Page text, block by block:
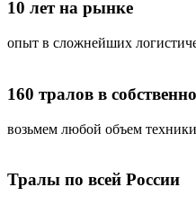
10 лет на рынке
опыт в сложнейших
160 тралов в
возьмем любой объем техники
Тралы по всей России